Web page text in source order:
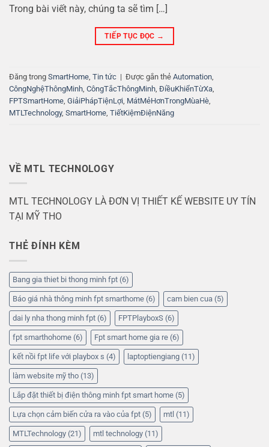
Trong bài viết này, chúng ta sẽ tìm […]
TIẾP TỤC ĐỌC →
Đăng trong SmartHome, Tin tức | Được gắn thẻ Automation,
CôngNghệThôngMinh, CôngTắcThôngMinh, ĐiềuKhiểnTừXa,
FPTSmartHome, GiảiPhápTiệnLợi, MátMẻHơnTrongMùaHè,
MTLTechnology, SmartHome, TiếtKiệmĐiệnNăng
VỀ MTL TECHNOLOGY
MTL TECHNOLOGY LÀ ĐƠN VỊ THIẾT KẾ WEBSITE UY TÍN
TẠI MỸ THO
THẺ ĐÍNH KÈM
Bang gia thiet bi thong minh fpt (6)
Báo giá nhà thông minh fpt smarthome (6) cam bien cua (5)
dai ly nha thong minh fpt (6) FPTPlayboxS (6)
fpt smarthohome (6) Fpt smart home gia re (6)
kết nồi fpt life với playbox s (4) laptoptiengiang (11)
làm website mỹ tho (13)
Lắp đặt thiết bị điện thông minh fpt smart home (5)
Lựa chọn cảm biến cửa ra vào của fpt (5) mtl (11)
MTLTechnology (21) mtl technology (11)